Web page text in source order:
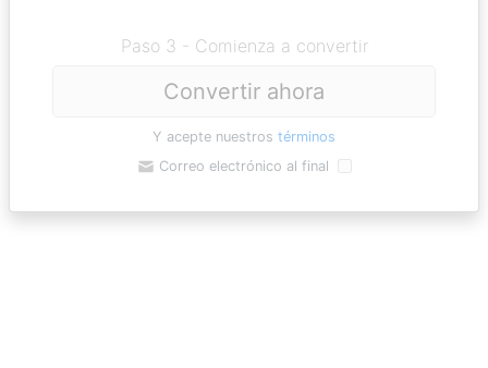
Paso 3 - Comienza a convertir
Convertir ahora
Y acepte nuestros términos
Correo electrónico al final